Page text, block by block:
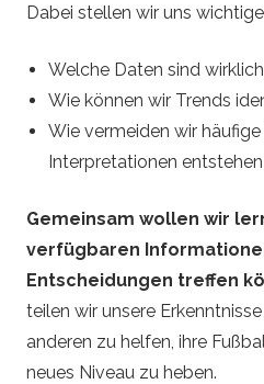
o
t
b
l
l
B
Dabei stellen wir uns
Welche Daten sind
Wie können wir Trends
Wie vermeiden wir
Interpretationen
Gemeinsam wollen wir
verfügbaren
Entscheidungen treffen
teilen wir unsere
anderen zu helfen, ihre
neues Niveau zu heben.